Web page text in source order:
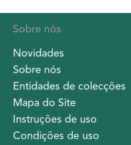
Sobre nós
Novidades
Sobre nós
Entidades de colecções
Mapa do Site
Instruções de uso
Condições de uso